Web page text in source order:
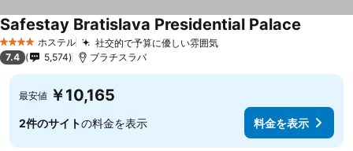
4 ホテルのランク
ホステル 社交的で予算に優しい雰囲気
Safestay Bratislava Presidential Palace
7.4 5,574 ブラチスラバ
最安値 ￥10,165
2件のサイトの料金を表示 料金を表示